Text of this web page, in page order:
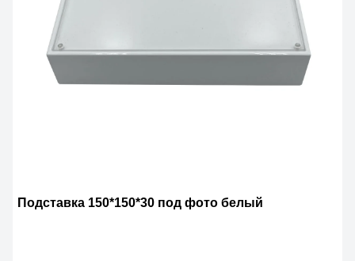
Подставка 150*150*30 под фото белый